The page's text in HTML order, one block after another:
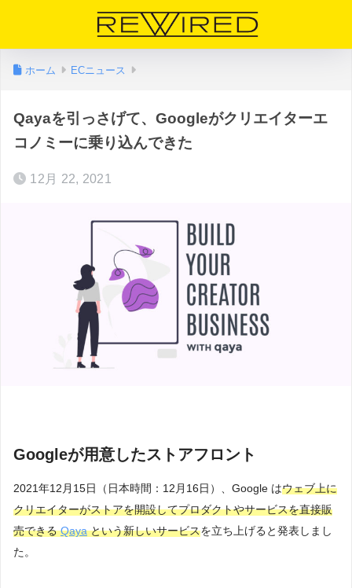
ホーム ECニュース
Qayaを引っさげて、Googleがクリエイターエ
コノミーに乗り込んできた
12月 22, 2021
Googleが用意したストアフロント
2021年12月15日（日本時間：12月16日）、 Google はウェブ上に
クリエイターがストアを開設してプロダクトやサービスを直接販
売できるQayaという新しいサービスを立ち上げると発表しまし
た。